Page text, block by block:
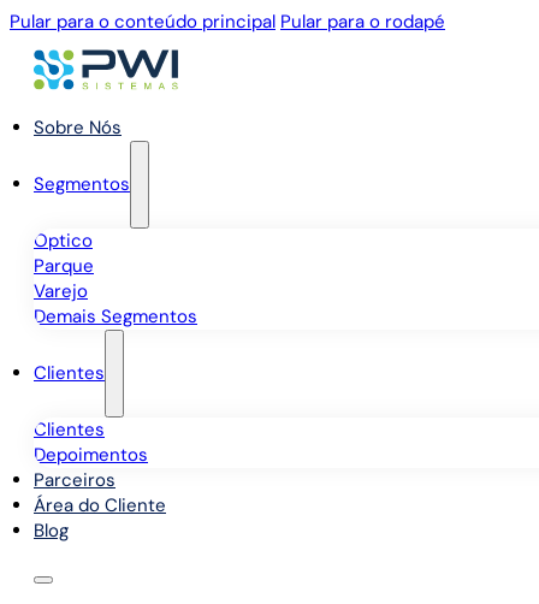
Pular para o conteúdo principal Pular para o rodapé
Sobre Nós
Segmentos
Óptico
Parque
Varejo
Demais Segmentos
Clientes
Clientes
Depoimentos
Parceiros
Área do Cliente
Blog